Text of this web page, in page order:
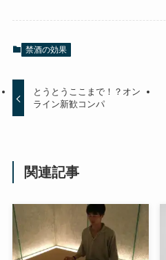
禁酒の効果
とうとうここまで！？オン
ライン新歓コンパ
関連記事